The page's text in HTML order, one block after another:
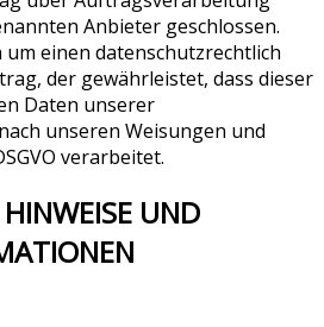
Anbieter geschlossen.
um einen datenschutzrechtlich
der gewährleistet, dass dieser
Daten unserer
unseren Weisungen und
verarbeitet.
UND